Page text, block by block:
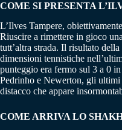
COME SI PRESENTA
L’Ilves Tampere,
Riuscire a rimettere in gioco
tutt’altra strada. Il risultato
dimensioni tennistiche
punteggio era fermo sul 3 a 0
Pedrinho e Newerton, gli ultimi
distacco che appare
COME ARRIVA LO